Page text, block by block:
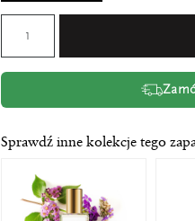
Sprawdź inne kolekcje tego